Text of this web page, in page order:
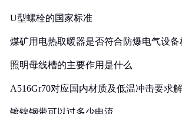
U型螺栓的国家标准
煤矿用电热取暖器是否符合防爆电气设备
照明母线槽的主要作用是什么
A516Gr70对应国内材质及低温冲击要求
镀镍钢带可以过多少电流